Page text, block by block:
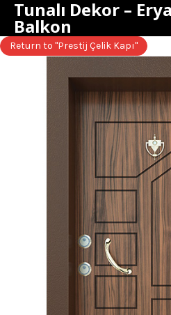
Tunalı Dekor –
Balkon
Return to "Prestij Çelik Kapı"